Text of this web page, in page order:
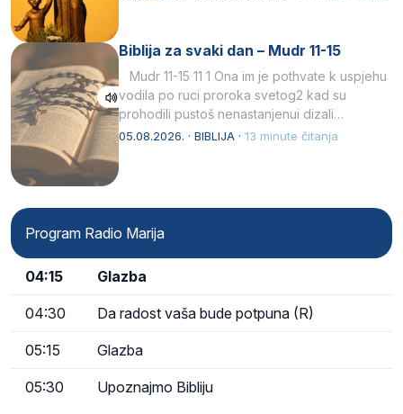
Biblija za svaki dan – Mudr 11-15
Mudr 11-15 11 1 Ona im je pothvate k uspjehu
vodila po ruci proroka svetog2 kad su
prohodili pustoš nenastanjenui dizali…
05.08.2026. · BIBLIJA · 13 minute čitanja
Program Radio Marija
04:15 Glazba
04:30 Da radost vaša bude potpuna (R)
05:15 Glazba
05:30 Upoznajmo Bibliju